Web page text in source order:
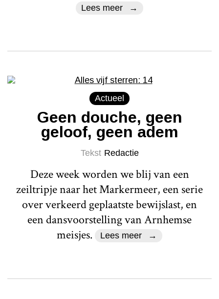
Lees meer
Actueel
Geen douche, geen
geloof, geen adem
Tekst Redactie
Deze week worden we blij van een
zeiltripje naar het Markermeer, een serie
over verkeerd geplaatste bewijslast, en
een dansvoorstelling van Arnhemse
meisjes.
Lees meer